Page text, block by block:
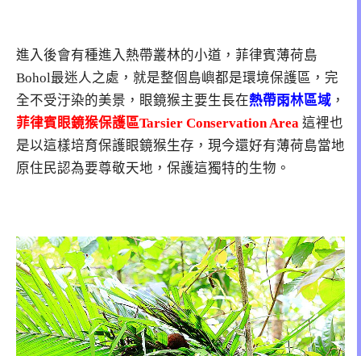
進入後會有種進入熱帶叢林的小道，菲律賓薄荷島
Bohol最迷人之處，就是整個島嶼都是環境保護區，完
全不受汙染的美景，眼鏡猴主要生長在熱帶雨林區域 ，
菲律賓眼鏡猴保護區Tarsier Conservation Area 這裡也
是以這樣培育保護眼鏡猴生存，現今還好有薄荷島當地
原住民認為要尊敬天地，保護這獨特的生物。